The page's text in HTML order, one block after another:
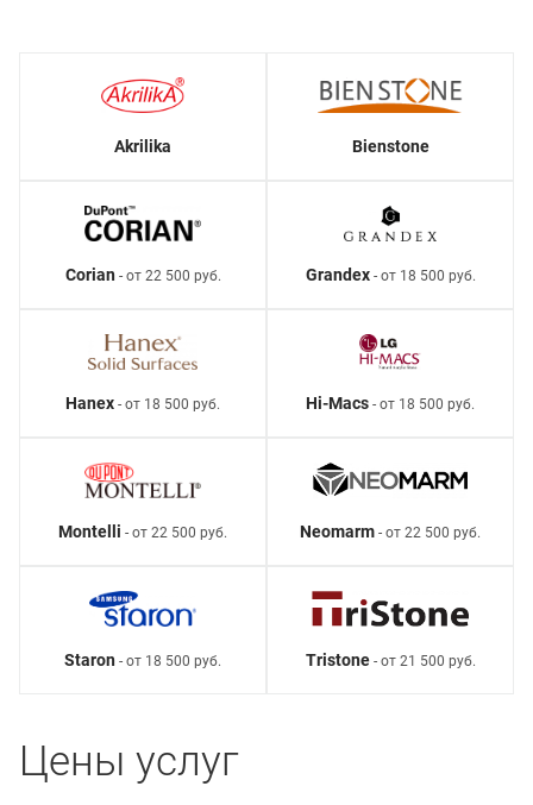
Akrilika Bienstone
Corian- от 22 500 руб. Grandex- от 18 500 руб.
Hanex - от 18 500 руб. Hi-Macs - от 18 500 руб.
Montelli - от 22 500 руб. Neomarm - от 22 500 руб.
Staron - от 18 500 руб. Tristone- от 21 500 руб.
Цены услуг